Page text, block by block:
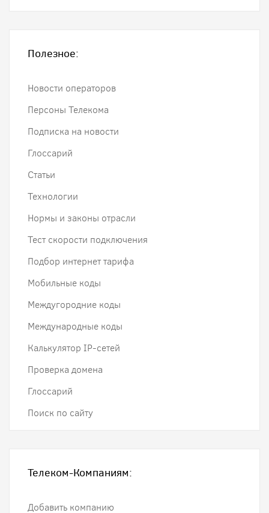
Полезное:
Новости операторов
Персоны Телекома
Подписка на новости
Глоссарий
Статьи
Технологии
Нормы и законы отрасли
Тест скорости подключения
Подбор интернет тарифа
Мобильные коды
Междугородние коды
Международные коды
Калькулятор IP-сетей
Проверка домена
Глоссарий
Поиск по сайту
Телеком-Компаниям:
Добавить компанию